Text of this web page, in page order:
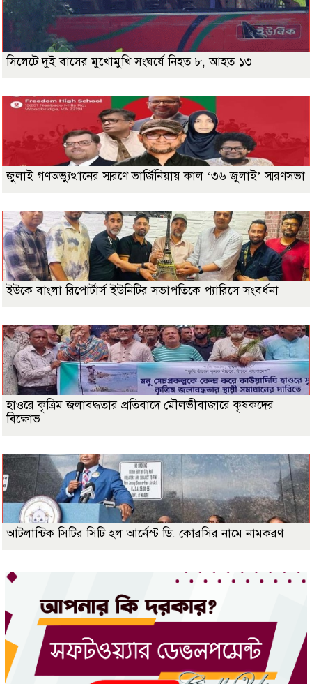
সিলেটে দুই বাসের মুখোমুখি সংঘর্ষে নিহত ৮, আহত ১৩
জুলাই গণঅভ্যুত্থানের স্মরণে ভার্জিনিয়ায় কাল ‘৩৬ জুলাই’ স্মরণসভা
ইউকে বাংলা রিপোর্টার্স ইউনিটির সভাপতিকে প্যারিসে সংবর্ধনা
হাওরে কৃত্রিম জলাবদ্ধতার প্রতিবাদে মৌলভীবাজারে কৃষকদের
বিক্ষোভ
আটলান্টিক সিটির সিটি হল আর্নেস্ট ডি. কোরসির নামে নামকরণ